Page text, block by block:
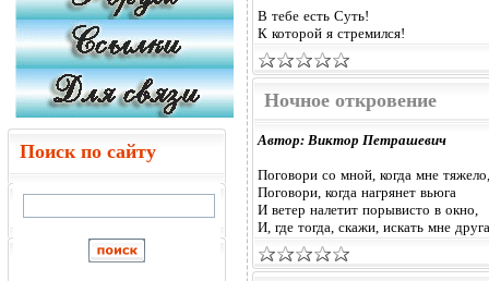
Поиск по сайту
В тебе есть Суть!
К которой я стремился!
Ночное откровение
Автор: Виктор Петрашевич
Поговори со мной, когда мне тяжело,
Поговори, когда нагрянет вьюга
И ветер налетит порывисто в окно,
И, где тогда, скажи, искать мне